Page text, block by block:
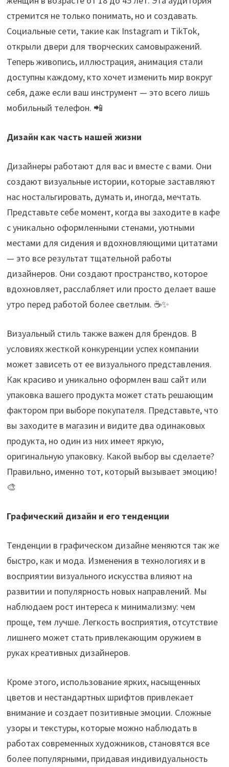
стремится не только понимать, но и создавать.
Социальные сети, такие как Instagram и TikTok,
открыли двери для творческих самовыражений.
Теперь живопись, иллюстрация, анимация стали
доступны каждому, кто хочет изменить мир вокруг
себя, даже если ваш инструмент — это всего лишь
мобильный телефон. 📲
Дизайн как часть нашей жизни
Дизайнеры работают для вас и вместе с вами. Они
создают визуальные истории, которые заставляют
нас ностальгировать, думать и, иногда, мечтать.
Представьте себе момент, когда вы заходите в кафе
с уникально оформленными стенами, уютными
местами для сидения и вдохновляющими цитатами
— это все результат тщательной работы
дизайнеров. Они создают пространство, которое
вдохновляет, расслабляет или просто делает ваше
утро перед работой более светлым. ☕✨
Визуальный стиль также важен для брендов. В
условиях жесткой конкуренции успех компании
может зависеть от ее визуального представления.
Как красиво и уникально оформлен ваш сайт или
упаковка вашего продукта может стать решающим
фактором при выборе покупателя. Представьте, что
вы заходите в магазин и видите два одинаковых
продукта, но один из них имеет яркую,
оригинальную упаковку. Какой выбор вы сделаете?
Правильно, именно тот, который вызывает эмоцию!
🎨
Графический дизайн и его тенденции
Тенденции в графическом дизайне меняются так же
быстро, как и мода. Изменения в технологиях и в
восприятии визуального искусства влияют на
развитии и популярность новых направлений. Мы
наблюдаем рост интереса к минимализму: чем
проще, тем лучше. Легкость восприятия, отсутствие
лишнего может стать привлекающим оружием в
руках креативных дизайнеров.
Кроме этого, использование ярких, насыщенных
цветов и нестандартных шрифтов привлекает
внимание и создает позитивные эмоции. Сложные
узоры и текстуры, которые можно наблюдать в
работах современных художников, становятся все
более популярными, придавая индивидуальность